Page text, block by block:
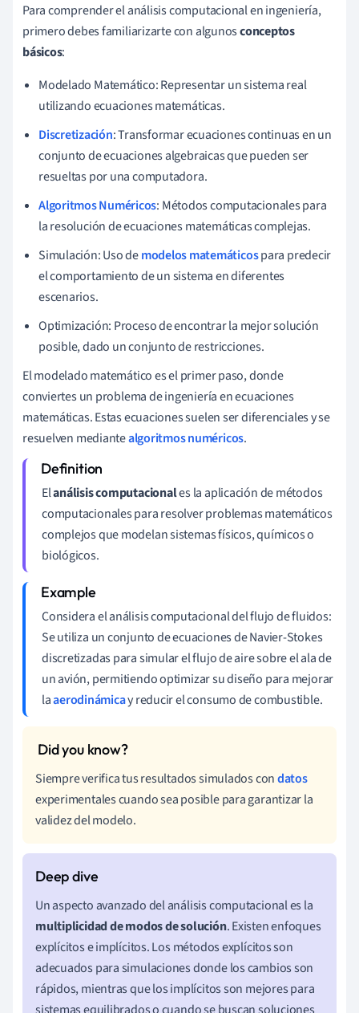
Para comprender el análisis computacional en ingeniería,
primero debes familiarizarte con algunosconceptos
básicos:
Modelado Matemático: Representar un sistema real
utilizando ecuaciones matemáticas.
Discretización: Transformar ecuaciones continuas en un
conjunto de ecuaciones algebraicas que pueden ser
resueltas por una computadora.
Algoritmos Numéricos: Métodos computacionales para
la resolución de ecuaciones matemáticas complejas.
Simulación: Uso demodelos matemáticospara predecir
el comportamiento de un sistema en diferentes
escenarios.
Optimización: Proceso de encontrar la mejor solución
posible, dado un conjunto de restricciones.
El modelado matemático es el primer paso, donde
conviertes un problema de ingeniería en ecuaciones
matemáticas. Estas ecuaciones suelen ser diferenciales y se
resuelven mediantealgoritmos numéricos.
Elanálisis computacionales la aplicación de métodos
computacionales para resolver problemas matemáticos
complejos que modelan sistemas físicos, químicos o
biológicos.
Considera el análisis computacional del flujo de fluidos:
Se utiliza un conjunto de ecuaciones de Navier-Stokes
discretizadas para simular el flujo de aire sobre el ala de
un avión, permitiendo optimizar su diseño para mejorar
laaerodinámicay reducir el consumo de combustible.
Siempre verifica tus resultados simulados condatos
experimentales cuando sea posible para garantizar la
validez del modelo.
Un aspecto avanzado del análisis computacional es la
multiplicidad de modos de solución. Existen enfoques
explícitos e implícitos. Los métodos explícitos son
adecuados para simulaciones donde los cambios son
rápidos, mientras que los implícitos son mejores para
sistemas equilibrados o cuando se buscan soluciones